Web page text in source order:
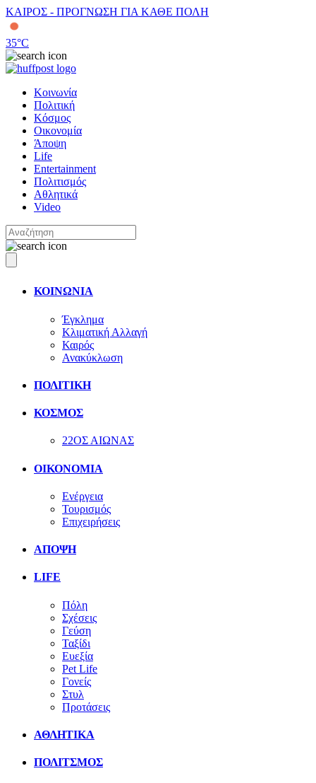
ΚΑΙΡΟΣ - ΠΡΟΓΝΩΣΗ ΓΙΑ ΚΑΘΕ ΠΟΛΗ
35°C
Κοινωνία
Πολιτική
Κόσμος
Οικονομία
Άποψη
Life
Entertainment
Πολιτισμός
Αθλητικά
Video
ΚΟΙΝΩΝΙΑ
Έγκλημα
Κλιματική Αλλαγή
Καιρός
Ανακύκλωση
ΠΟΛΙΤΙΚΗ
ΚΟΣΜΟΣ
22ΟΣ ΑΙΩΝΑΣ
ΟΙΚΟΝΟΜΙΑ
Ενέργεια
Τουρισμός
Επιχειρήσεις
ΑΠΟΨΗ
LIFE
Πόλη
Σχέσεις
Γεύση
Ταξίδι
Ευεξία
Pet Life
Γονείς
Στυλ
Προτάσεις
ΑΘΛΗΤΙΚΑ
ΠΟΛΙΤΣΜΟΣ